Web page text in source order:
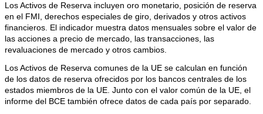
Los Activos de Reserva incluyen oro monetario, posición de reserva
en el FMI, derechos especiales de giro, derivados y otros activos
financieros. El indicador muestra datos mensuales sobre el valor de
las acciones a precio de mercado, las transacciones, las
revaluaciones de mercado y otros cambios.
Los Activos de Reserva comunes de la UE se calculan en función
de los datos de reserva ofrecidos por los bancos centrales de los
estados miembros de la UE. Junto con el valor común de la UE, el
informe del BCE también ofrece datos de cada país por separado.